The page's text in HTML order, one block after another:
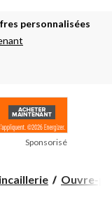
personnalisées
Sponsorisé
Ouvre-